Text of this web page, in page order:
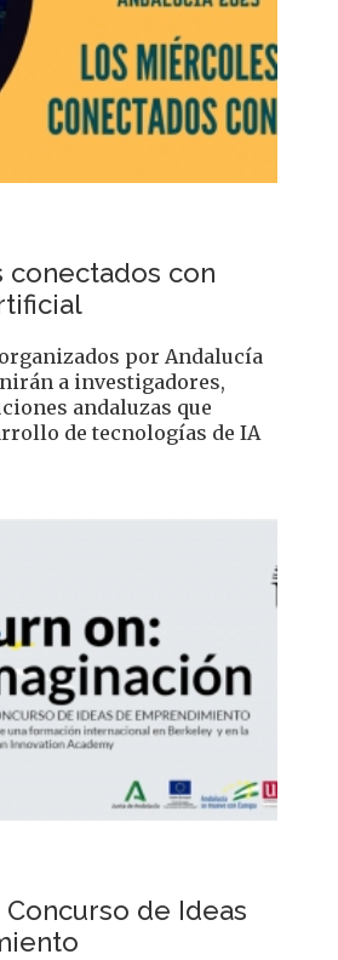
conectados con
por Andalucía
a investigadores,
andaluzas que
de tecnologías de IA
de Ideas